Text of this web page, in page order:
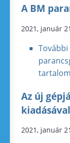
A BM
2021, január
Az új
2021, január